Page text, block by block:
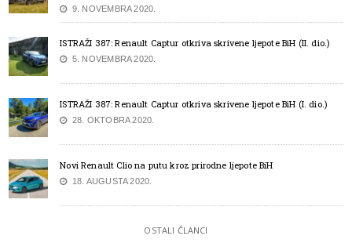
9. NOVEMBRA 2020.
ISTRAŽI 387: Renault Captur otkriva skrivene ljepote BiH (II. dio.)
5. NOVEMBRA 2020.
ISTRAŽI 387: Renault Captur otkriva skrivene ljepote BiH (I. dio.)
28. OKTOBRA 2020.
Novi Renault Clio na putu kroz prirodne ljepote BiH
18. AUGUSTA 2020.
OSTALI ČLANCI